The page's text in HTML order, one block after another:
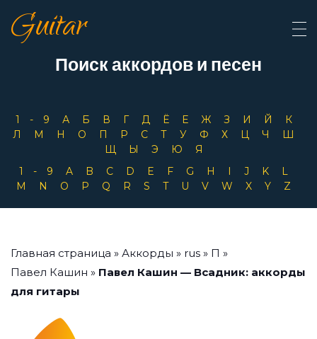
Guitar
Поиск аккордов и песен
1-9 А Б В Г Д Ё Е Ж З И Й
К
Л
М Н О П Р С Т У Ф Х Ц Ч
Ш
Щ
Ы Э Ю
Я
1-9
A B C D E F G H I J K
L
M
N O P Q R S T U V W X Y Z
Главная страница » Аккорды » rus » П »
Павел Кашин » Павел Кашин — Всадник: аккорды
для гитары